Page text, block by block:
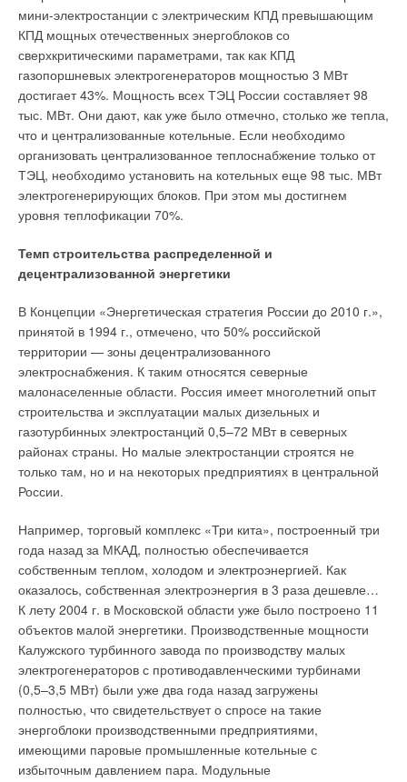
мини-электростанции с электрическим КПД превышающим
КПД мощных отечественных энергоблоков со
сверхкритическими параметрами, так как КПД
газопоршневых электрогенераторов мощностью 3 МВт
достигает 43%. Мощность всех ТЭЦ России составляет 98
тыс. МВт. Они дают, как уже было отмечно, столько же тепла,
что и централизованные котельные. Если необходимо
организовать централизованное теплоснабжение только от
ТЭЦ, необходимо установить на котельных еще 98 тыс. МВт
электрогенерирующих блоков. При этом мы достигнем
уровня теплофикации 70%.
Темп строительства распределенной и
децентрализованной энергетики
В Концепции «Энергетическая стратегия России до 2010 г.»,
принятой в 1994 г., отмечено, что 50% российской
территории — зоны децентрализованного
электроснабжения. К таким относятся северные
малонаселенные области. Россия имеет многолетний опыт
строительства и эксплуатации малых дизельных и
газотурбинных электростанций 0,5–72 МВт в северных
районах страны. Но малые электростанции строятся не
только там, но и на некоторых предприятиях в центральной
России.
Например, торговый комплекс «Три кита», построенный три
года назад за МКАД, полностью обеспечивается
собственным теплом, холодом и электроэнергией. Как
оказалось, собственная электроэнергия в 3 раза дешевле…
К лету 2004 г. в Московской области уже было построено 11
объектов малой энергетики. Производственные мощности
Калужского турбинного завода по производству малых
электрогенераторов с противодавленческими турбинами
(0,5–3,5 МВт) были уже два года назад загружены
полностью, что свидетельствует о спросе на такие
энергоблоки производственными предприятиями,
имеющими паровые промышленные котельные с
избыточным давлением пара. Модульные
— Этот процесс постоянно происходит как в качественном,
так и в количественном направлении. С каждым годом
линейка оборудования позволяет нашему заказчику получать
оборудование с более мощными и оптимизированными
характеристиками, расширяется номенклатура насосного
оборудования, мы работаем с новыми сферами применения
насосного оборудования. Если говорить о конкретных
примерах, то за последние 3 года GRUNDFOS первым из
производителей поднял планку максимальных мощностей
встроенных частотных регуляторов до 22 кВт, совсем
намагниченным ротором, а позже первым объединил
частотное и дискретное регулирование в бытовом
производителей не может предложить владельцам частных
домов нечто похожее на наш SQE-pack — готовую систему
бытового водоснабжения, состоящую из 3-скважинного
насоса, бака, силового кабеля и системы контроля. Вот
очень беглый взгляд на инновации последних лет. Повторю,
этот процесс постоянный и смею вас убедить, что в самом
обозримом будущем мы снова будем готовы порадовать вас
целом рядом модернизаций и инноваций. Вообще надо
отметить, что GRUNDFOS не то, чтобы следует передовым
тенденциям развития — достаточно часто GRUNDFOS
было два случая, когда, разработав абсолютно уникальное
оборудование, GRUNDFOS предопределил развитие
конкретного сегмента на несколько последующих лет. Так
было, например, со встроенными частотными двигателями.
Или такой пример — цифровые насосы-дозаторы
существуют у многих фирм-производителей, но именно
цифровое дозирование может предложить мало кто из них.
Есть также примеры постоянного усовершенствования уже
хорошо зарекомендовавшего себя оборудования —
многоступенчатых насосов CR, которые будут выпускаться в
Истре; на протяжении многих лет эти насосы являются
законодателями мировых стандартов. С точки зрения
дискуссии, о них можно говорить бесконечно, процесс их